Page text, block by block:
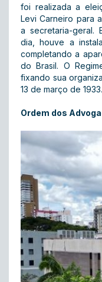
foi realizada a
Levi Carneiro para
a secretaria-geral.
dia, houve a
completando a
do Brasil. O
fixando sua
13 de março de 1933.
Ordem dos